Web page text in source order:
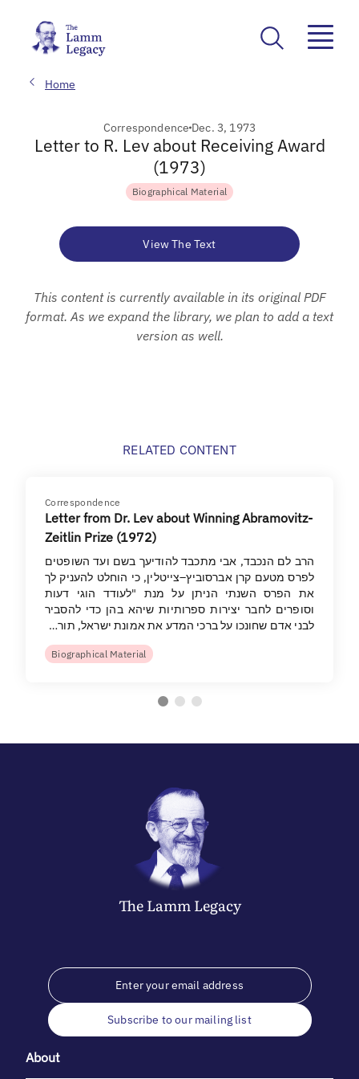
Home
Correspondence Dec. 3, 1973
Letter to R. Lev about Receiving Award
(1973)
Biographical Material
View The Text
This content is currently available in its original PDF
format. As we expand the library, we plan to add a text
version as well.
RELATED CONTENT
Correspondence
Letter from Dr. Lev about Winning Abramovitz-
Zeitlin Prize (1972)
הרב לם הנכבד, אבי מתכבד להודיעך בשם ועד השופטים
לפרס מטעם קרן אברסוביץ–צייטלין, כי הוחלט להעניק לך
את הפרס השנתי הניתן על מנת "לעודד הוגי דעות
וסופרים לחבר יצירות ספרותיות שיהא בהן כדי להסביר
לבני אדם שחונכו על ברכי המדע את אמונת ישראל, תור…
Biographical Material
The LammLegacy
Subscribe to our mailing list
About